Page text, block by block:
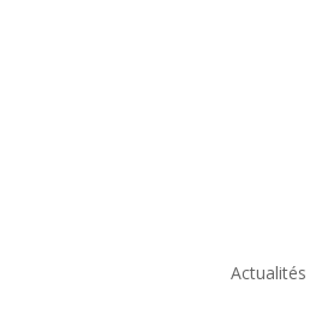
Actualités